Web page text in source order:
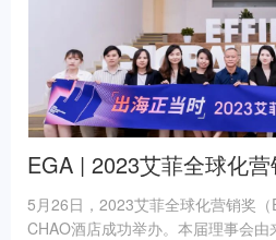
EGA | 2023艾菲全球化
办！
5月26日，2023艾菲全球化营销奖
CHAO酒店成功举办。本届理事会